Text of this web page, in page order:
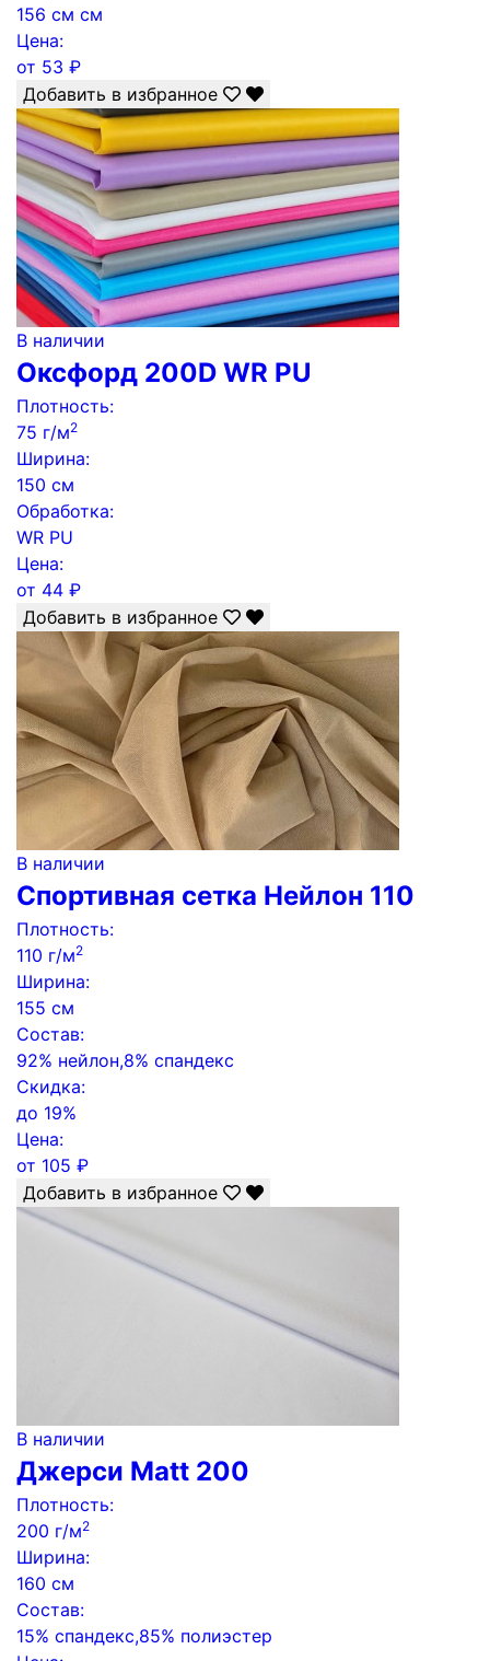
156 см см
Цена:
от 53 ₽
Добавить в избранное
В наличии
Оксфорд 200D WR PU
Плотность:
75 г/м2
Ширина:
150 см
Обработка:
WR PU
Цена:
от 44 ₽
Добавить в избранное
В наличии
Спортивная сетка Нейлон 110
Плотность:
110 г/м2
Ширина:
155 см
Состав:
92% нейлон,8% спандекс
Скидка:
до 19%
Цена:
от 105 ₽
Добавить в избранное
В наличии
Джерси Matt 200
Плотность:
200 г/м2
Ширина:
160 см
Состав:
15% спандекс,85% полиэстер